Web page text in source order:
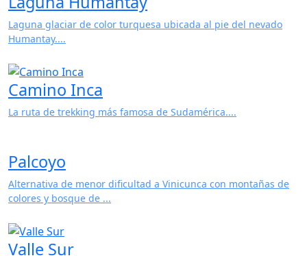
Humantay....
La ruta de trekking más famosa de Sudamérica....
colores y bosque de ...
Ruta arqueológica y colonial al sur de Cusco....